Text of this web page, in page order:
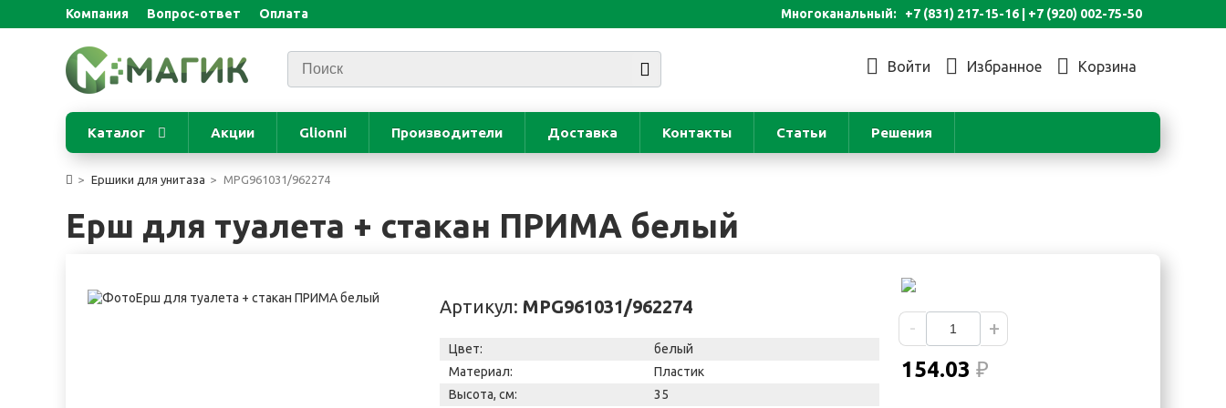
Компания Вопрос-ответ Оплата Многоканальный: +7 (831) 217-15-16 | +7 (920) 002-75-50
Войти Избранное Корзина
Каталог Акции Glionni Производители Доставка Контакты Статьи Решения
Ершики для унитаза MPG961031/962274
Ерш для туалета + стакан ПРИМА белый
Артикул: MPG961031/962274
Цвет:
белый
Материал:
Пластик
Высота, см:
35
- +
154.03 ₽